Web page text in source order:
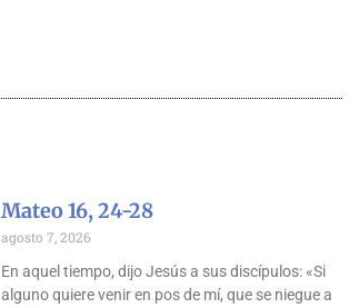
Mateo 16, 24-28
agosto 7, 2026
En aquel tiempo, dijo Jesús a sus discípulos: «Si
alguno quiere venir en pos de mí, que se niegue a